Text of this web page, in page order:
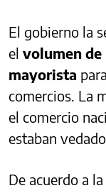
El gobierno la
el volumen
mayorista para
comercios. La
el comercio
estaban
De acuerdo a